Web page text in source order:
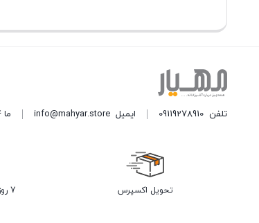
تلفن09119278910 ایمیلinfo@mahyar.store ما 24 ساعته 7 روز هفته پاسخگوی شما هستیم.
تحویل اکسپرس 7 روز گارانتی بازگشت وجه